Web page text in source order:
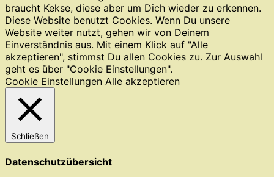
braucht Kekse, diese aber um Dich wieder zu erkennen.
Diese Website benutzt Cookies. Wenn Du unsere
Website weiter nutzt, gehen wir von Deinem
Einverständnis aus. Mit einem Klick auf "Alle
akzeptieren", stimmst Du allen Cookies zu. Zur Auswahl
geht es über "Cookie Einstellungen".
Cookie Einstellungen Alle akzeptieren
Schließen
Datenschutzübersicht